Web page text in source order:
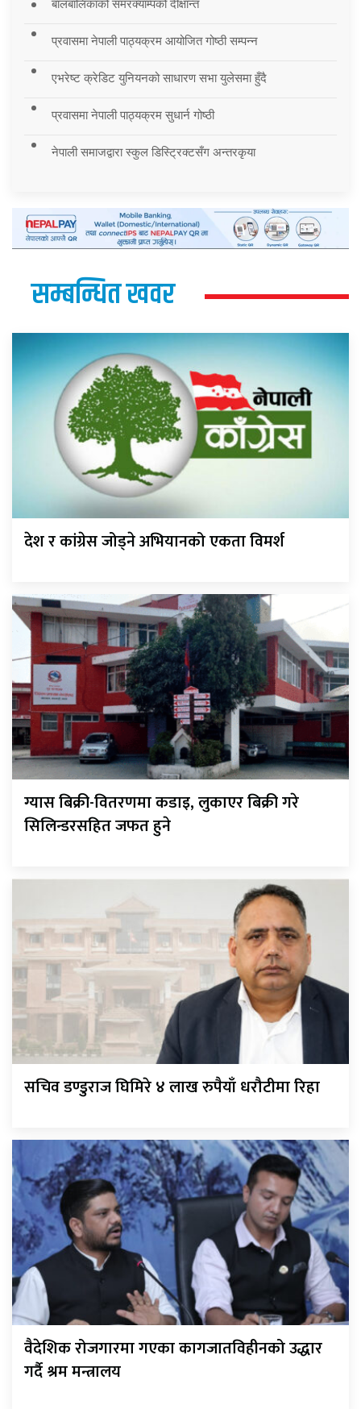
बालबालिकाको समरक्याम्पको दीक्षान्त
प्रवासमा नेपाली पाठ्यक्रम आयोजित गोष्ठी सम्पन्न
एभरेष्ट क्रेडिट युनियनको साधारण सभा युलेसमा हुँदै
प्रवासमा नेपाली पाठ्यक्रम सुधार्न गोष्ठी
नेपाली समाजद्वारा स्कुल डिस्ट्रिक्टसँग अन्तरकृया
सम्बन्धित खवर
देश र कांग्रेस जोड्ने अभियानको एकता विमर्श
ग्यास बिक्री-वितरणमा कडाइ, लुकाएर बिक्री गरे
सिलिन्डरसहित जफत हुने
सचिव डण्डुराज घिमिरे ४ लाख रुपैयाँ धरौटीमा रिहा
वैदेशिक रोजगारमा गएका कागजातविहीनको उद्धार
गर्दै श्रम मन्त्रालय